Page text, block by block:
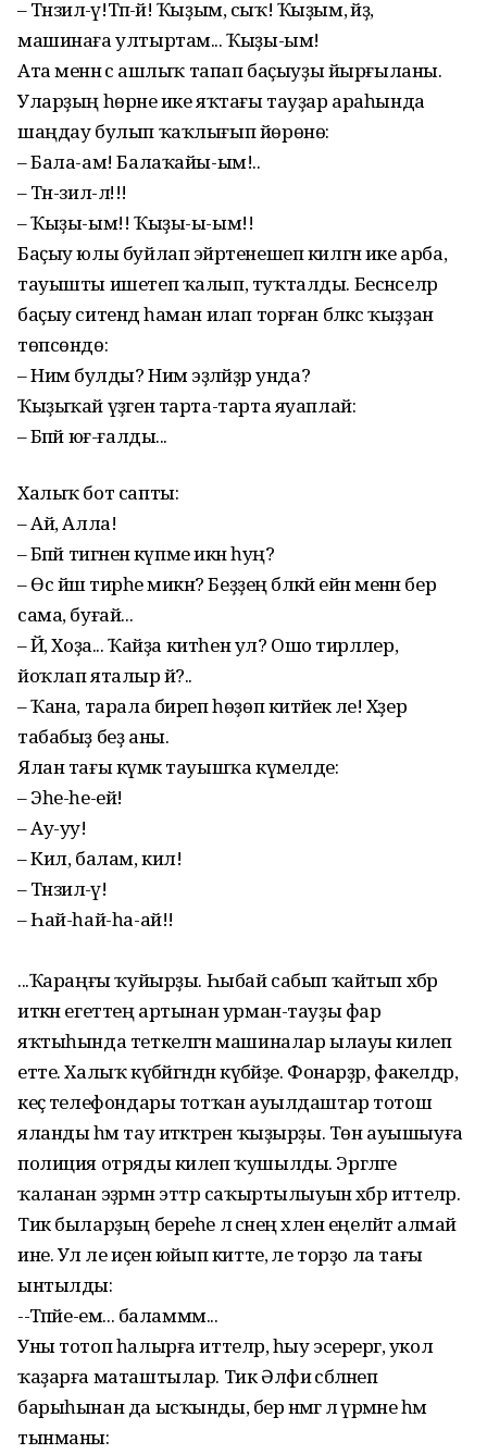
– Тәнзилә-әү!Тәпә-әй! Ҡыҙым, сыҡ! Ҡыҙым, әйҙә,
машинаға ултыртам... Ҡыҙы-ым!
Ата менән әсә ашлыҡ тапап баҫыуҙы йырғыланы.
Уларҙың һөрәне ике яҡтағы тауҙар араһында
шаңдау булып ҡаҡлығып йөрөнө:
– Бала-ам! Балаҡайы-ым!..
– Тән-зил-ләәә!!!
– Ҡыҙы-ым!! Ҡыҙы-ы-ым!!
Баҫыу юлы буйлап эйәртенешеп килгән ике арба,
тауышты ишетеп ҡалып, туҡталды. Бесәнселәр
баҫыу ситендә һаман илап торған бәләкәс ҡыҙҙан
төпсөндө:
– Нимә булды? Нимә эҙләйҙәр унда?
Ҡыҙыҡай үҙәген тарта-тарта яуаплай:
– Бәпәй юғ-ғалды...
Халыҡ бот сапты:
– Ай, Алла!
– Бәпәй тигәненә күпме икән һуң?
– Өс йәш тирәһе микән? Беҙҙең бәләкәй ейән менән бер
сама, буғай...
– Йә, Хоҙа... Ҡайҙа китһен ул? Ошо тирәләлер,
йоҡлап яталыр йә?..
– Ҡана, тарала биреп һөҙөп китәйек әле! Хәҙер
табабыҙ беҙ аны.
Ялан тағы күмәк тауышҡа күмелде:
– Эһе-һе-ей!
– Ау-уу!
– Кил, балам, кил!
– Тәнзилә-әү!
– Һай-һай-һа-ай!!
...Ҡараңғы ҡуйырҙы. Һыбай сабып ҡайтып хәбәр
иткән егеттең артынан урман-тауҙы фар
яҡтыһында теткеләгән машиналар ылауы килеп
етте. Халыҡ күбәйгәндән күбәйҙе. Фонарҙәр, факелдәр,
кеҫә телефондары тотҡан ауылдаштар тотош
яланды һәм тау итәктәрен ҡыҙырҙы. Төн ауышыуға
полиция отряды килеп ҡушылды. Эргәләге
ҡаланан эҙәрмән эттәр саҡыртылыуын хәбәр иттеләр.
Тик быларҙың береһе лә әсәнең хәлен еңеләйтә алмай
ине. Ул әле иҫен юйып китте, әле торҙо ла тағы
ынтылды:
--Тәпәйе-ем... баламмм...
Уны тотоп һалырға иттеләр, һыу эсерергә, укол
ҡаҙарға маташтылар. Тик Әлфиә сәбәләнеп
барыһынан да ысҡынды, бер нәмәгә лә әүрәмәне һәм
тынманы: